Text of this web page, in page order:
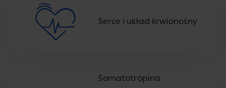
Serce i układ krwionośny
Somatotropina